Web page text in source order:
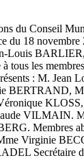
du Conseil
du 18 novembre
Louis
tous les
: M. Jean
BERTRAND,
VILMAIN.
Membres
Virginie
Secrétaire